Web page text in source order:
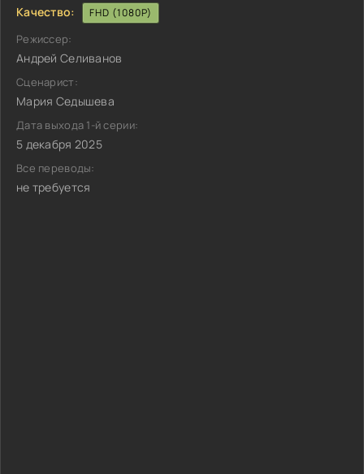
Качество: FHD (1080P)
Режиссер:
Андрей Селиванов
Сценарист:
Мария Седышева
Дата выхода 1-й серии:
5 декабря 2025
Все переводы:
не требуется